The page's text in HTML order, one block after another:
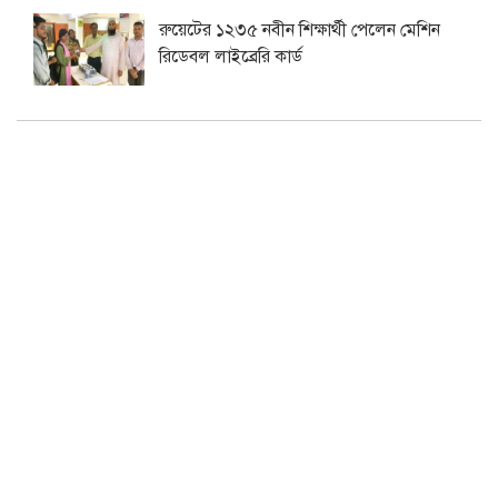
রুয়েটের ১২৩৫ নবীন শিক্ষার্থী পেলেন মেশিন
রিডেবল লাইব্রেরি কার্ড